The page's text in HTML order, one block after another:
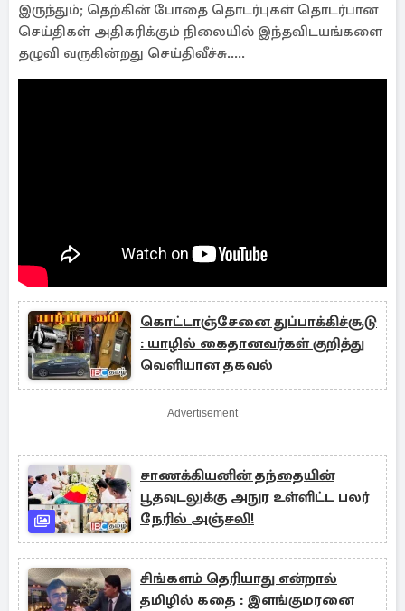
இருந்தும்; தெற்கின் போதை தொடர்புகள் தொடர்பான
செய்திகள் அதிகரிக்கும் நிலையில் இந்தவிடயங்களை
தழுவி வருகின்றது செய்திவீச்சு.....
கொட்டாஞ்சேனை துப்பாக்கிச்சூடு
: யாழில் கைதானவர்கள் குறித்து
வெளியான தகவல்
Advertisement
சாணக்கியனின் தந்தையின்
பூதவுடலுக்கு அநுர உள்ளிட்ட பலர்
நேரில் அஞ்சலி!
சிங்களம் தெரியாது என்றால்
தமிழில் கதை : இளங்குமரனை